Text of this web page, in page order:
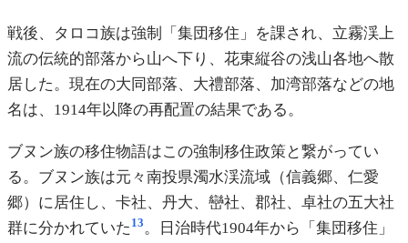
戦後、タロコ族は強制「集団移住」を課され、立霧渓上
流の伝統的部落から山へ下り、花東縦谷の浅山各地へ散
居した。現在の大同部落、大禮部落、加湾部落などの地
名は、1914年以降の再配置の結果である。
ブヌン族の移住物語はこの強制移住政策と繋がってい
る。ブヌン族は元々南投県濁水渓流域（信義郷、仁愛
郷）に居住し、卡社、丹大、巒社、郡社、卓社の五大社
群に分かれていた 13 。日治時代1904年から「集団移住」